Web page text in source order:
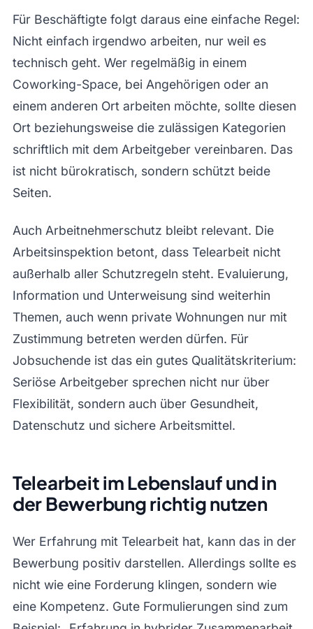
Für Beschäftigte folgt daraus eine einfache Regel:
Nicht einfach irgendwo arbeiten, nur weil es
technisch geht. Wer regelmäßig in einem
Coworking-Space, bei Angehörigen oder an
einem anderen Ort arbeiten möchte, sollte diesen
Ort beziehungsweise die zulässigen Kategorien
schriftlich mit dem Arbeitgeber vereinbaren. Das
ist nicht bürokratisch, sondern schützt beide
Seiten.
Auch Arbeitnehmerschutz bleibt relevant. Die
Arbeitsinspektion betont, dass Telearbeit nicht
außerhalb aller Schutzregeln steht. Evaluierung,
Information und Unterweisung sind weiterhin
Themen, auch wenn private Wohnungen nur mit
Zustimmung betreten werden dürfen. Für
Jobsuchende ist das ein gutes Qualitätskriterium:
Seriöse Arbeitgeber sprechen nicht nur über
Flexibilität, sondern auch über Gesundheit,
Datenschutz und sichere Arbeitsmittel.
Telearbeit im Lebenslauf und in
der Bewerbung richtig nutzen
Wer Erfahrung mit Telearbeit hat, kann das in der
Bewerbung positiv darstellen. Allerdings sollte es
nicht wie eine Forderung klingen, sondern wie
eine Kompetenz. Gute Formulierungen sind zum